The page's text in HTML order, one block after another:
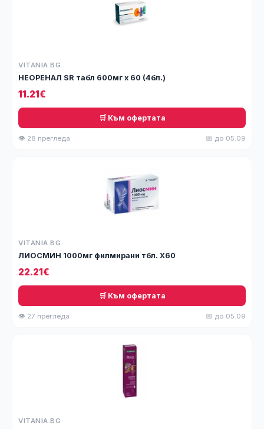
VITANIA.BG
НЕОРЕНАЛ SR табл 600мг х 60 (4бл.)
11.21€
🛒 Към офертата
👁 28 прегледа 📅 до 05.09
VITANIA.BG
ЛИОСМИН 1000мг филмирани тбл. Х60
22.21€
🛒 Към офертата
👁 27 прегледа 📅 до 05.09
VITANIA.BG